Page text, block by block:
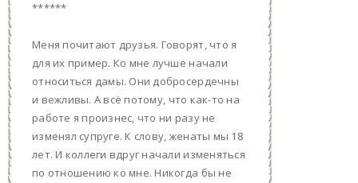
******
Меня почитают друзья. Говорят, что я
для их пример. Ко мне лучше начали
относиться дамы. Они добросердечны
и вежливы. А всё потому, что как-то на
работе я произнес, что ни разу не
изменял супруге. К слову, женаты мы 18
лет. И коллеги вдруг начали изменяться
по отношению ко мне. Никогда бы не